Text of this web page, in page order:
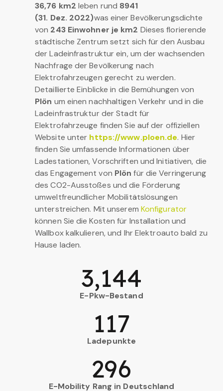
36,76 km2 leben rund 8941
(31. Dez. 2022)was einer Bevölkerungsdichte
von 243 Einwohner je km2 Dieses florierende
städtische Zentrum setzt sich für den Ausbau
der Ladeinfrastruktur ein, um der wachsenden
Nachfrage der Bevölkerung nach
Elektrofahrzeugen gerecht zu werden.
Detaillierte Einblicke in die Bemühungen von
Plön um einen nachhaltigen Verkehr und in die
Ladeinfrastruktur der Stadt für
Elektrofahrzeuge finden Sie auf der offiziellen
Website unter https://www.ploen.de. Hier
finden Sie umfassende Informationen über
Ladestationen, Vorschriften und Initiativen, die
das Engagement von Plön für die Verringerung
des CO2-Ausstoßes und die Förderung
umweltfreundlicher Mobilitätslösungen
unterstreichen. Mit unserem Konfigurator
können Sie die Kosten für Installation und
Wallbox kalkulieren, und Ihr Elektroauto bald zu
Hause laden.
E-Pkw-Bestand
3,144
Ladepunkte
117
E-Mobility Rang in Deutschland
296